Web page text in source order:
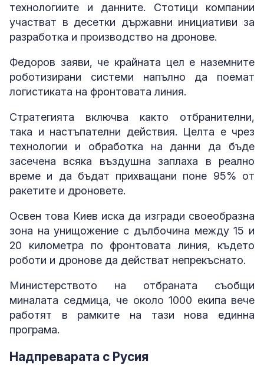
технологиите и данните. Стотици компании
участват в десетки държавни инициативи за
разработка и производство на дронове.
Федоров заяви, че крайната цел е наземните
роботизирани системи напълно да поемат
логистиката на фронтовата линия.
Стратегията включва както отбранителни,
така и настъпателни действия. Целта е чрез
технологии и обработка на данни да бъде
засечена всяка въздушна заплаха в реално
време и да бъдат прихващани поне 95% от
ракетите и дроновете.
Освен това Киев иска да изгради своеобразна
зона на унищожение с дълбочина между 15 и
20 километра по фронтовата линия, където
роботи и дронове да действат непрекъснато.
Министерството на отбраната съобщи
миналата седмица, че около 1000 екипа вече
работят в рамките на тази нова единна
програма.
Надпреварата с Русия